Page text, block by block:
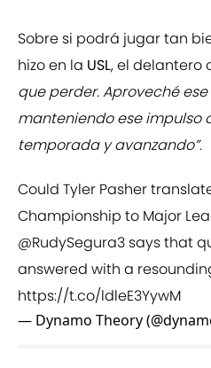
Sobre si podrá jugar tan
hizo en la USL, el delantero
que perder. Aproveché
manteniendo ese impulso
temporada y avanzando”.
Could Tyler Pasher
Championship to Major
@RudySegura3 says that
answered with a
https://t.co/ldleE3YywM
— Dynamo Theory